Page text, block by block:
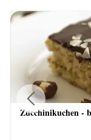
Zucchinikuchen -
Previous